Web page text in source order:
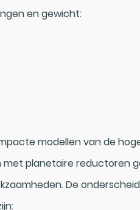
en gewicht:
modellen van de
planetaire reductoren
De